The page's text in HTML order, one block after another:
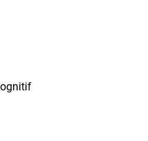
Gowes dan Pasar Ahad